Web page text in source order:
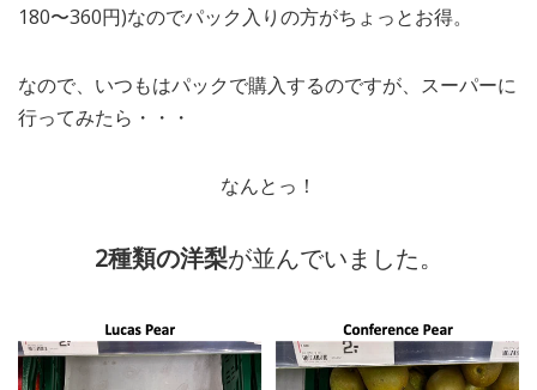
180〜360円)なのでパック入りの方がちょっとお得。
なので、いつもはパックで購入するのですが、スーパーに
行ってみたら・・・
なんとっ！
2種類の洋梨が並んでいました。